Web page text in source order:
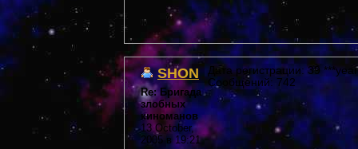
SHON
Re: Бригада
злобных
киноманов
13 October,
2005 в 19:21
Дата регистрации: 39
Сообщений: 742